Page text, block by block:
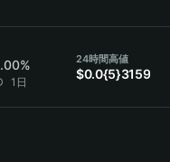
1日
24時間高値
$0.0{5}3159